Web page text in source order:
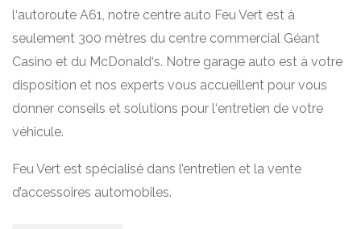
l‘autoroute A61, notre centre auto Feu Vert est à
seulement 300 mètres du centre commercial Géant
Casino et du McDonald‘s. Notre garage auto est à votre
disposition et nos experts vous accueillent pour vous
donner conseils et solutions pour l‘entretien de votre
véhicule.
Feu Vert est spécialisé dans l’entretien et la vente
d’accessoires automobiles.